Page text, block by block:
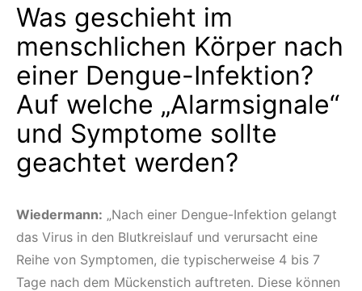
Was geschieht im
menschlichen Körper nach
einer Dengue-Infektion?
Auf welche „Alarmsignale“
und Symptome sollte
geachtet werden?
Wiedermann: „Nach einer Dengue-Infektion gelangt
das Virus in den Blutkreislauf und verursacht eine
Reihe von Symptomen, die typischerweise 4 bis 7
Tage nach dem Mückenstich auftreten. Diese können